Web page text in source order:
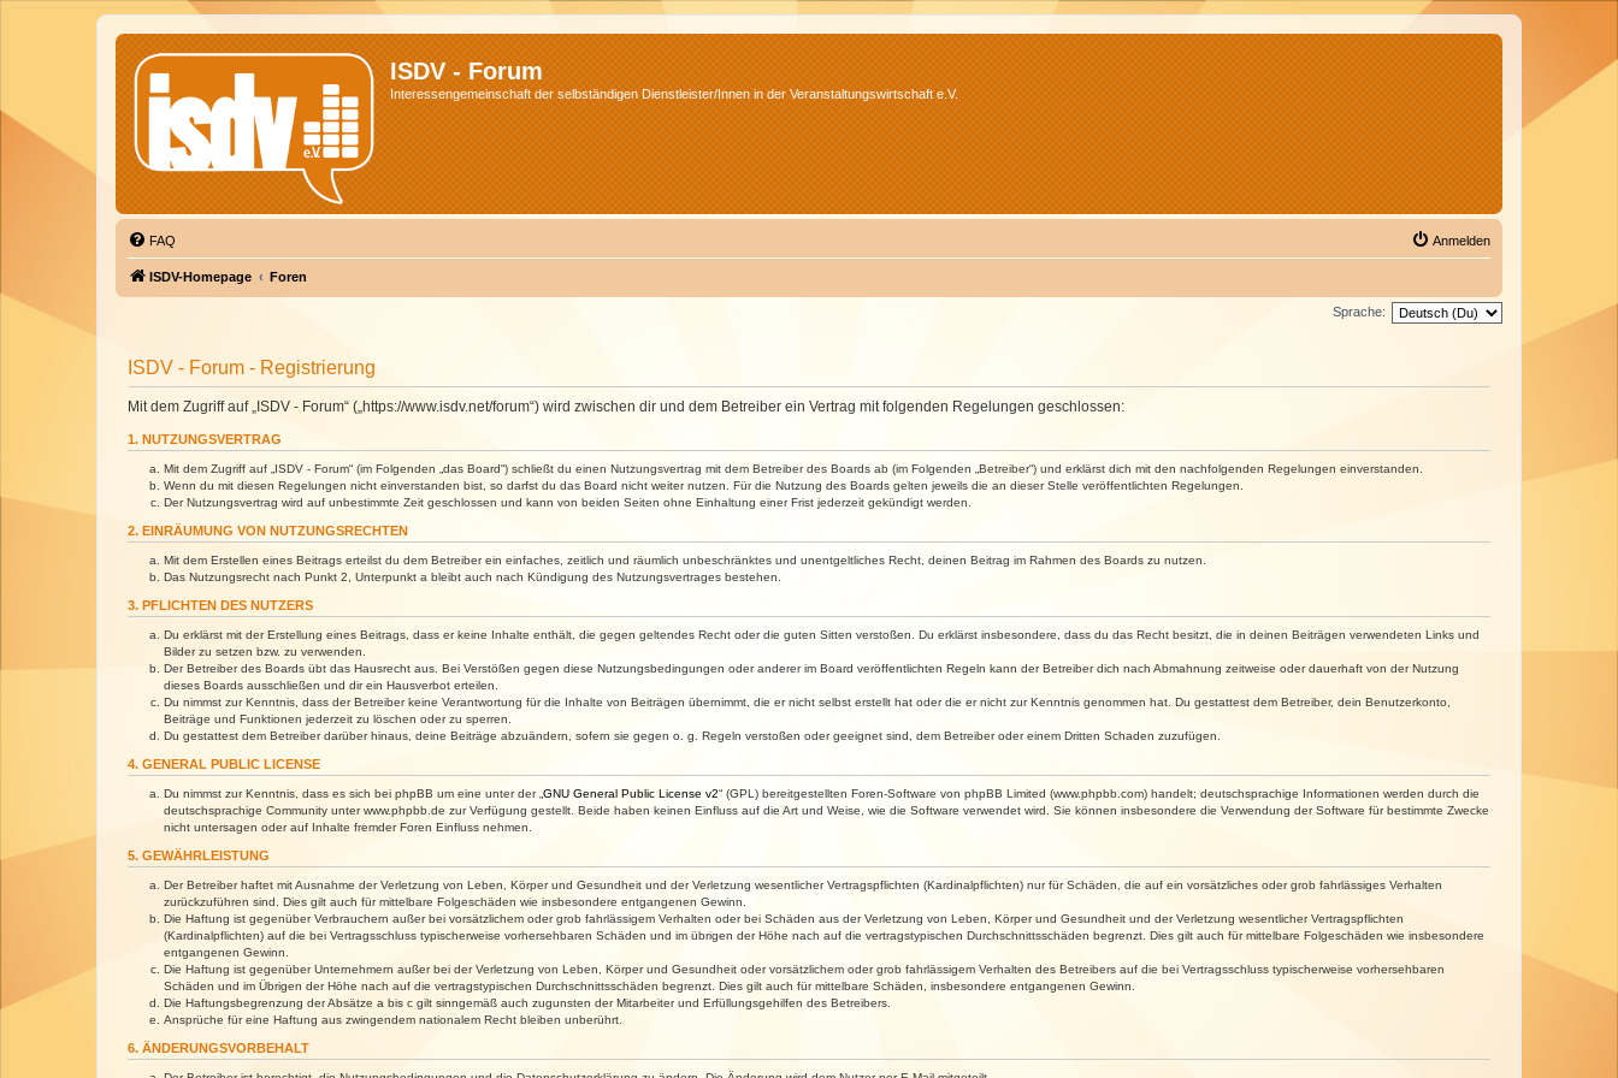
ISDV - Forum
Interessengemeinschaft der selbständigen Dienstleister/Innen in der Veranstaltungswirtschaft e.V.
FAQ Anmelden
ISDV-Homepage Foren
Sprache:
ISDV - Forum - Registrierung
Mit dem Zugriff auf „ISDV - Forum“ („https://www.isdv.net/forum“) wird zwischen dir und dem Betreiber ein Vertrag mit folgenden Regelungen geschlossen:
1. NUTZUNGSVERTRAG
Mit dem Zugriff auf „ISDV - Forum“ (im Folgenden „das Board“) schließt du einen Nutzungsvertrag mit dem Betreiber des Boards ab (im Folgenden „Betreiber“) und erklärst dich mit den nachfolgenden Regelungen einverstanden.
Wenn du mit diesen Regelungen nicht einverstanden bist, so darfst du das Board nicht weiter nutzen. Für die Nutzung des Boards gelten jeweils die an dieser Stelle veröffentlichten Regelungen.
Der Nutzungsvertrag wird auf unbestimmte Zeit geschlossen und kann von beiden Seiten ohne Einhaltung einer Frist jederzeit gekündigt werden.
2. EINRÄUMUNG VON NUTZUNGSRECHTEN
Mit dem Erstellen eines Beitrags erteilst du dem Betreiber ein einfaches, zeitlich und räumlich unbeschränktes und unentgeltliches Recht, deinen Beitrag im Rahmen des Boards zu nutzen.
Das Nutzungsrecht nach Punkt 2, Unterpunkt a bleibt auch nach Kündigung des Nutzungsvertrages bestehen.
3. PFLICHTEN DES NUTZERS
Du erklärst mit der Erstellung eines Beitrags, dass er keine Inhalte enthält, die gegen geltendes Recht oder die guten Sitten verstoßen. Du erklärst insbesondere, dass du das Recht besitzt, die in deinen Beiträgen verwendeten Links und
Bilder zu setzen bzw. zu verwenden.
Der Betreiber des Boards übt das Hausrecht aus. Bei Verstößen gegen diese Nutzungsbedingungen oder anderer im Board veröffentlichten Regeln kann der Betreiber dich nach Abmahnung zeitweise oder dauerhaft von der Nutzung
dieses Boards ausschließen und dir ein Hausverbot erteilen.
Du nimmst zur Kenntnis, dass der Betreiber keine Verantwortung für die Inhalte von Beiträgen übernimmt, die er nicht selbst erstellt hat oder die er nicht zur Kenntnis genommen hat. Du gestattest dem Betreiber, dein Benutzerkonto,
Beiträge und Funktionen jederzeit zu löschen oder zu sperren.
Du gestattest dem Betreiber darüber hinaus, deine Beiträge abzuändern, sofern sie gegen o. g. Regeln verstoßen oder geeignet sind, dem Betreiber oder einem Dritten Schaden zuzufügen.
4. GENERAL PUBLIC LICENSE
Du nimmst zur Kenntnis, dass es sich bei phpBB um eine unter der „ GNU General Public License v2“ (GPL) bereitgestellten Foren-Software von phpBB Limited (www.phpbb.com) handelt; deutschsprachige Informationen werden durch die
deutschsprachige Community unter www.phpbb.de zur Verfügung gestellt. Beide haben keinen Einfluss auf die Art und Weise, wie die Software verwendet wird. Sie können insbesondere die Verwendung der Software für bestimmte Zwecke
nicht untersagen oder auf Inhalte fremder Foren Einfluss nehmen.
5. GEWÄHRLEISTUNG
Der Betreiber haftet mit Ausnahme der Verletzung von Leben, Körper und Gesundheit und der Verletzung wesentlicher Vertragspflichten (Kardinalpflichten) nur für Schäden, die auf ein vorsätzliches oder grob fahrlässiges Verhalten
zurückzuführen sind. Dies gilt auch für mittelbare Folgeschäden wie insbesondere entgangenen Gewinn.
Die Haftung ist gegenüber Verbrauchern außer bei vorsätzlichem oder grob fahrlässigem Verhalten oder bei Schäden aus der Verletzung von Leben, Körper und Gesundheit und der Verletzung wesentlicher Vertragspflichten
(Kardinalpflichten) auf die bei Vertragsschluss typischerweise vorhersehbaren Schäden und im übrigen der Höhe nach auf die vertragstypischen Durchschnittsschäden begrenzt. Dies gilt auch für mittelbare Folgeschäden wie insbesondere
entgangenen Gewinn.
Die Haftung ist gegenüber Unternehmern außer bei der Verletzung von Leben, Körper und Gesundheit oder vorsätzlichem oder grob fahrlässigem Verhalten des Betreibers auf die bei Vertragsschluss typischerweise vorhersehbaren
Schäden und im Übrigen der Höhe nach auf die vertragstypischen Durchschnittsschäden begrenzt. Dies gilt auch für mittelbare Schäden, insbesondere entgangenen Gewinn.
Die Haftungsbegrenzung der Absätze a bis c gilt sinngemäß auch zugunsten der Mitarbeiter und Erfüllungsgehilfen des Betreibers.
Ansprüche für eine Haftung aus zwingendem nationalem Recht bleiben unberührt.
6. ÄNDERUNGSVORBEHALT